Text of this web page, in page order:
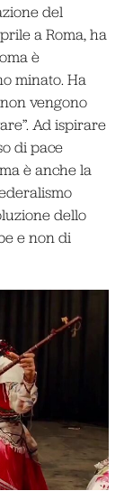
del
a Roma, ha
è
minato. Ha
vengono
Ad ispirare
di pace
è anche la
dello
e non di